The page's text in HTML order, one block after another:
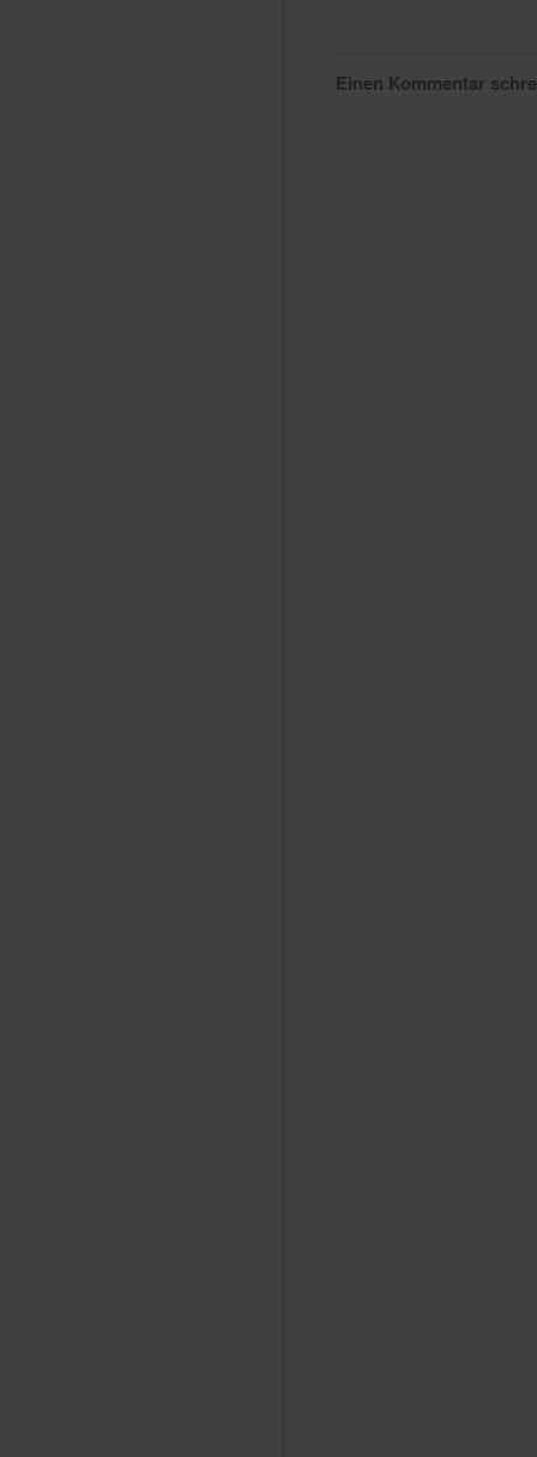
Einen Kommentar